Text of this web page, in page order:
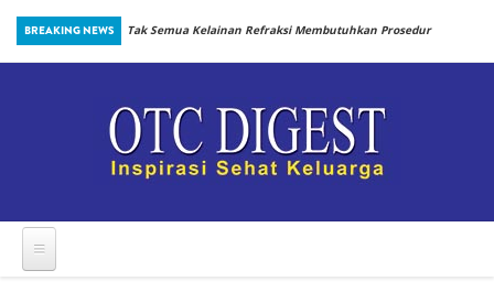
Skip to main content
BREAKING NEWS
Sejak
Tak Semua Kelainan Refraksi Membutuhkan Prosedur